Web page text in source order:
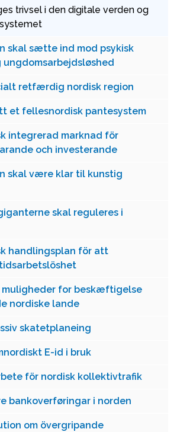
trivsel i den digitale verden og
skal sætte ind mod psykisk
ungdomsarbejdsløshed
retfærdig nordisk region
et fellesnordisk pantesystem
integrerad marknad för
och investerande
skal være klar til kunstig
skal reguleres i
handlingsplan för att
muligheder for beskæftigelse
nordiske lande
skatetplaneing
E-id i bruk
för nordisk kollektivtrafik
bankoverføringar i norden
om övergripande